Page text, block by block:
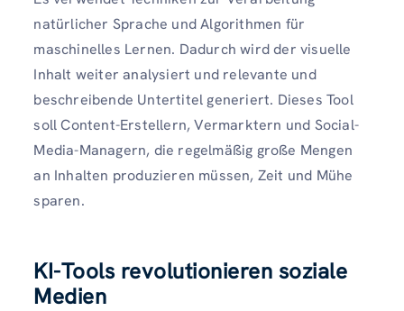
natürlicher Sprache und Algorithmen für
maschinelles Lernen. Dadurch wird der visuelle
Inhalt weiter analysiert und relevante und
beschreibende Untertitel generiert. Dieses Tool
soll Content-Erstellern, Vermarktern und Social-
Media-Managern, die regelmäßig große Mengen
an Inhalten produzieren müssen, Zeit und Mühe
sparen.
KI-Tools revolutionieren soziale
Medien